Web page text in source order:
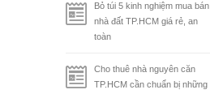
Bỏ túi 5 kinh nghiệm mua bán
nhà đất TP.HCM giá rẻ, an
toàn
Cho thuê nhà nguyên căn
TP.HCM cần chuẩn bị những